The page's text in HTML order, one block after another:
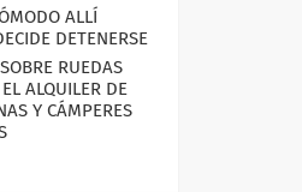
ALLÍ
DETENERSE
RUEDAS
ALQUILER DE
Y CÁMPERES